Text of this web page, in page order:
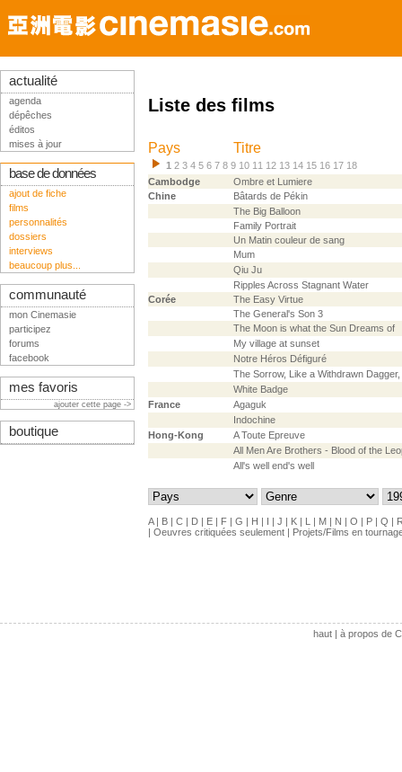
Liste des films
Pays Titre
1 2 3 4 5 6 7 8 9 10 11 12 13 14 15 16 17 18
Cambodge
Ombre et Lumiere
Chine
Bâtards de Pékin
The Big Balloon
Family Portrait
Un Matin couleur de sang
Mum
Qiu Ju
Ripples Across Stagnant Water
Corée
The Easy Virtue
The General's Son 3
The Moon is what the Sun Dreams of
My village at sunset
Notre Héros Défiguré
The Sorrow, Like a Withdrawn
White Badge
France
Agaguk
Indochine
Hong-Kong
A Toute Epreuve
All Men Are Brothers - Blood of the
All's well end's well
A| B | C | D | E | F | G | H | I | J | K | L | M | N | O | P | Q |
| Oeuvres critiquées seulement | Projets/Films en
actualité
agenda
dépêches
éditos
mises à jour
base de données
ajout de fiche
films
personnalités
dossiers
interviews
beaucoup plus...
communauté
mon Cinemasie
participez
forums
facebook
mes favoris
ajouter cette page ->
boutique
haut| à propos de